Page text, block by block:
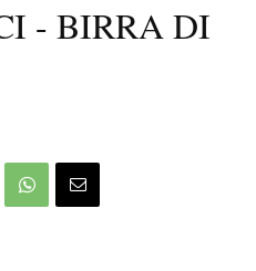
- BIRRA DI